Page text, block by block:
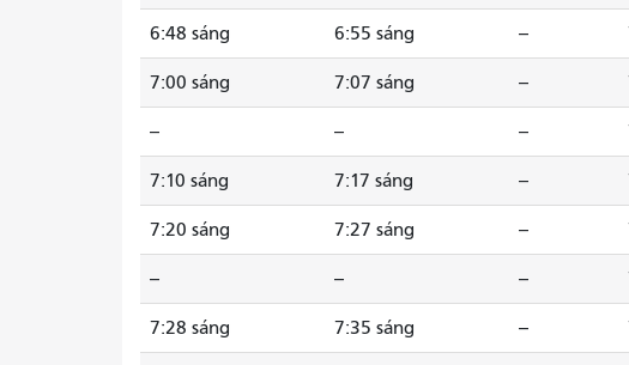
6:48 sáng 6:55 sáng --
7:00 sáng 7:07 sáng --
-- -- --
7:10 sáng 7:17 sáng --
7:20 sáng 7:27 sáng --
-- -- --
7:28 sáng 7:35 sáng --